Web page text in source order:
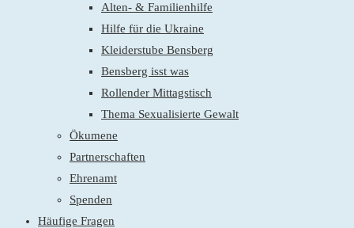
Alten- & Familienhilfe
Hilfe für die Ukraine
Kleiderstube Bensberg
Bensberg isst was
Rollender Mittagstisch
Thema Sexualisierte Gewalt
Ökumene
Partnerschaften
Ehrenamt
Spenden
Häufige Fragen